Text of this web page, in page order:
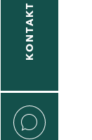
KONTAKT